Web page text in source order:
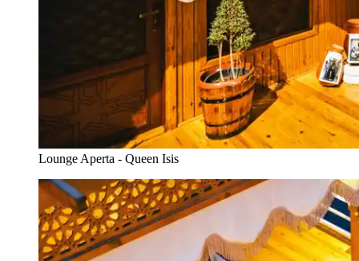
Lounge Aperta - Queen Isis